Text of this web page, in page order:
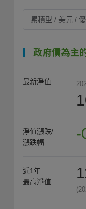
政府債為主
最新淨值
淨值漲跌/
漲跌幅
-
近1年
最高淨值